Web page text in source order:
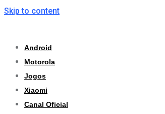
Skip to content
Android
Motorola
Jogos
Xiaomi
Canal Oficial